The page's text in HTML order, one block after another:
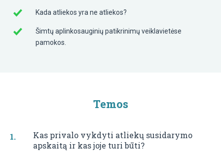
Kada atliekos yra ne atliekos?
Šimtų aplinkosauginių patikrinimų veiklavietėse
pamokos.
Temos
Kas privalo vykdyti atliekų susidarymo
apskaitą ir kas joje turi būti?